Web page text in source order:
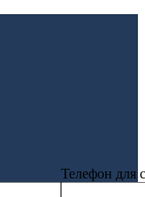
Телефон для